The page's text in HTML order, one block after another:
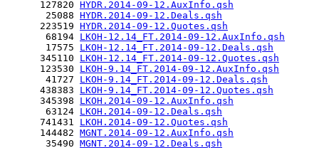
      127820
HYDR.2014-09-12.AuxInfo.qsh
       25088
HYDR.2014-09-12.Deals.qsh
      223519
HYDR.2014-09-12.Quotes.qsh
       68194
LKOH-12.14_FT.2014-09-12.AuxInfo.qsh
       17575
LKOH-12.14_FT.2014-09-12.Deals.qsh
      345110
LKOH-12.14_FT.2014-09-12.Quotes.qsh
      123530
LKOH-9.14_FT.2014-09-12.AuxInfo.qsh
       41727
LKOH-9.14_FT.2014-09-12.Deals.qsh
      438383
LKOH-9.14_FT.2014-09-12.Quotes.qsh
      345398
LKOH.2014-09-12.AuxInfo.qsh
       63124
LKOH.2014-09-12.Deals.qsh
      741431
LKOH.2014-09-12.Quotes.qsh
      144482
MGNT.2014-09-12.AuxInfo.qsh
       35490
MGNT.2014-09-12.Deals.qsh